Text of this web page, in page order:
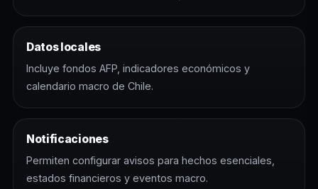
Datos locales
Incluye fondos AFP, indicadores económicos y
calendario macro de Chile.
Notificaciones
Permiten configurar avisos para hechos esenciales,
estados financieros y eventos macro.